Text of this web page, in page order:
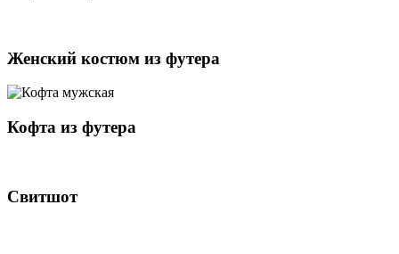
Женский костюм из футера
Кофта из футера
Свитшот